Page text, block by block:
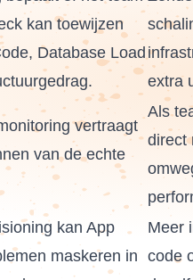
kan toewijzen
Database Load
extra
vertraagt
van de echte
Als
direct
kan App
maskeren in
Meer
code